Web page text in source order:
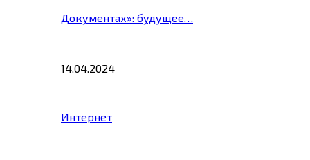
Документах»: будущее…
14.04.2024
Интернет